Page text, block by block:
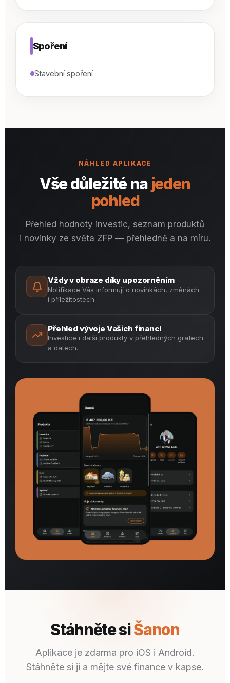
Spoření
Stavební spoření
NÁHLED APLIKACE
Vše důležité na jeden
pohled
Přehled hodnoty investic, seznam produktů
i novinky ze světa ZFP — přehledně a na míru.
Vždy v obraze díky upozorněním
Notifikace Vás informují o novinkách, změnách
i příležitostech.
Přehled vývoje Vašich financí
Investice i další produkty v přehledných grafech
a datech.
Stáhněte siŠanon
Aplikace je zdarma pro iOS i Android.
Stáhněte si ji a mějte své finance v kapse.